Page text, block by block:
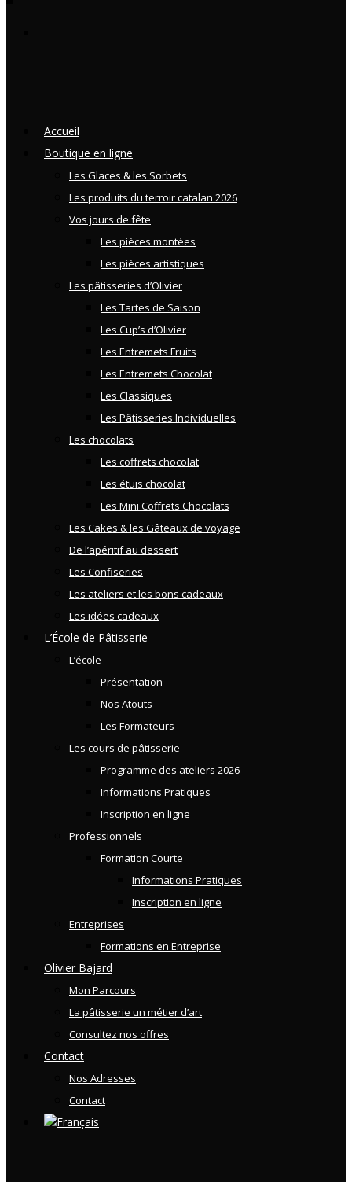
Accueil
Boutique en ligne
Les Glaces & les Sorbets
Les produits du terroir catalan 2026
Vos jours de fête
Les pièces montées
Les pièces artistiques
Les pâtisseries d’Olivier
Les Tartes de Saison
Les Cup’s d’Olivier
Les Entremets Fruits
Les Entremets Chocolat
Les Classiques
Les Pâtisseries Individuelles
Les chocolats
Les coffrets chocolat
Les étuis chocolat
Les Mini Coffrets Chocolats
Les Cakes & les Gâteaux de voyage
De l’apéritif au dessert
Les Confiseries
Les ateliers et les bons cadeaux
Les idées cadeaux
L’École de Pâtisserie
L’école
Présentation
Nos Atouts
Les Formateurs
Les cours de pâtisserie
Programme des ateliers 2026
Informations Pratiques
Inscription en ligne
Professionnels
Formation Courte
Informations Pratiques
Inscription en ligne
Entreprises
Formations en Entreprise
Olivier Bajard
Mon Parcours
La pâtisserie un métier d’art
Consultez nos offres
Contact
Nos Adresses
Contact